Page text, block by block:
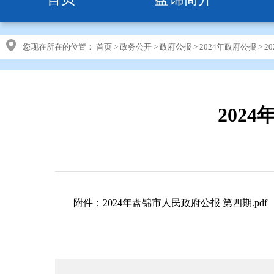
您现在所在的位置： 首页 > 政务公开 > 政府公报 > 2024年政府公报 >
2024
附件：2024年盘锦市人民政府公报 第四期.pdf